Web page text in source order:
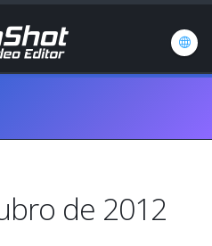
de 2012